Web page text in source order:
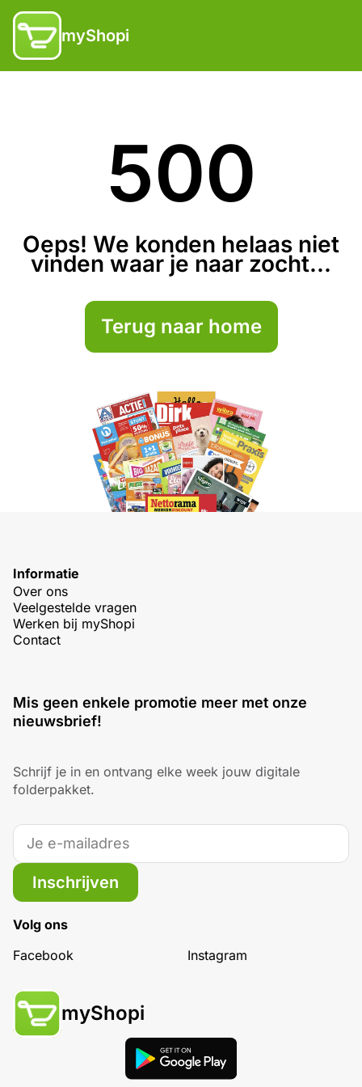
myShopi
500
Oeps! We konden helaas niet
vinden waar je naar zocht...
Terug naar home
Informatie
Over ons
Veelgestelde vragen
Werken bij myShopi
Contact
Mis geen enkele promotie meer met onze
nieuwsbrief!
Schrijf je in en ontvang elke week jouw digitale
folderpakket.
Inschrijven
Volg ons
Facebook
Instagram
myShopi